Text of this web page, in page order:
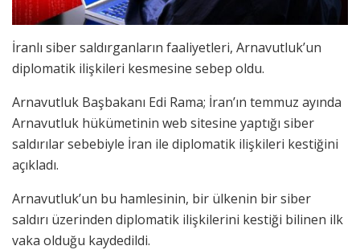
İranlı siber saldırganların faaliyetleri, Arnavutluk’un
diplomatik ilişkileri kesmesine sebep oldu.
Arnavutluk Başbakanı Edi Rama; İran’ın temmuz ayında
Arnavutluk hükümetinin web sitesine yaptığı siber
saldırılar sebebiyle İran ile diplomatik ilişkileri kestiğini
açıkladı.
Arnavutluk’un bu hamlesinin, bir ülkenin bir siber
saldırı üzerinden diplomatik ilişkilerini kestiği bilinen ilk
vaka olduğu kaydedildi.